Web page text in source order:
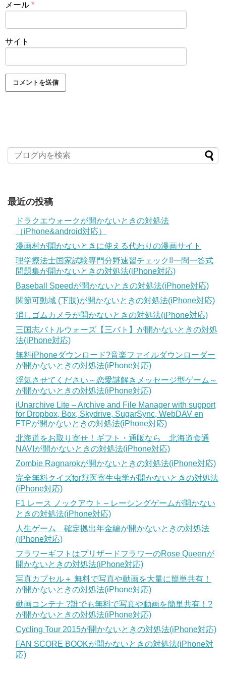
メール *
サイト
最近の投稿
ドラクエウォークが開かないときの対処法
（iPhone&android対応）
漫画村が開かないときに使える代わりの漫画サイト
理学療法士国家試験専門分野速習チェック!!一問一答式
問題集が開かないときの対処法(iPhone対応)
Baseball Speedが開かないときの対処法(iPhone対応)
関節可動域 (下肢)が開かないときの対処法(iPhone対応)
消しゴムカメラが開かないときの対処法(iPhone対応)
三国志バトルウォーズ【三バト】が開かないときの対処
法(iPhone対応)
無料iPhoneダウンロード?音楽ファイルダウンローダー
が開かないときの対処法(iPhone対応)
浮気させてください～恋愛謎解きメッセージ型ゲーム～
が開かないときの対処法(iPhone対応)
iUnarchive Lite – Archive and File Manager with support
for Dropbox, Box, Skydrive, SugarSync, WebDAV en
FTPが開かないときの対処法(iPhone対応)
北海道をお取り寄せ！ギフト・通販なら 北海道食通
NAVIが開かないときの対処法(iPhone対応)
Zombie Ragnarokが開かないときの対処法(iPhone対応)
完全無料クイズfor獣医寄生虫学が開かないときの対処法
(iPhone対応)
F1 レース ノックアウト – レーシングゲームが開かない
ときの対処法(iPhone対応)
人生ゲーム 確定拠出年金編が開かないときの対処法
(iPhone対応)
フラワーギフトはプリザードフラワーのRose Queenが
開かないときの対処法(iPhone対応)
写真カプセル＋ 無料で写真や動画を大量に簡単共有！
が開かないときの対処法(iPhone対応)
動画コンテナ ?誰でも無料で写真や動画を簡単共有！?
が開かないときの対処法(iPhone対応)
Cycling Tour 2015が開かないときの対処法(iPhone対応)
FAN SCORE BOOKが開かないときの対処法(iPhone対
応)